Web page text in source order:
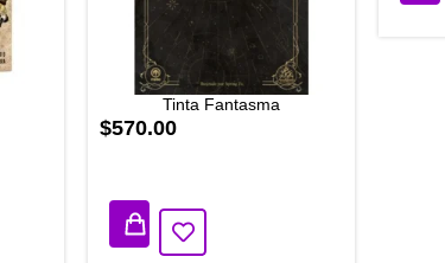
Tinta Fantasma
$570.00